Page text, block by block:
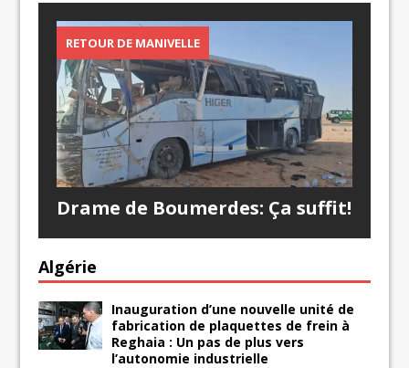
RETOUR DE MANIVELLE
Drame de Boumerdes: Ça suffit!
Algérie
Inauguration d’une nouvelle unité de
fabrication de plaquettes de frein à
Reghaia : Un pas de plus vers
l’autonomie industrielle